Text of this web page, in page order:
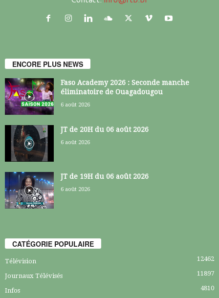
ENCORE PLUS NEWS
Faso Academy 2026 : Seconde manche
éliminatoire de Ouagadougou
6 août 2026
JT de 20H du 06 août 2026
6 août 2026
JT de 19H du 06 août 2026
6 août 2026
CATÉGORIE POPULAIRE
Télévision 12462
Journaux Télévisés 11897
Infos 4810